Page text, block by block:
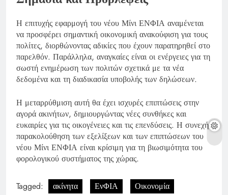
Η επιτυχής εφαρμογή του νέου Μίνι ΕΝΦΙΑ αναμένεται
να προσφέρει σημαντική οικονομική ανακούφιση για τους
πολίτες, διορθώνοντας αδικίες που έχουν παρατηρηθεί στο
παρελθόν. Παράλληλα, αναγκαίες είναι οι ενέργειες για τη
σωστή ενημέρωση των πολιτών σχετικά με τα νέα
δεδομένα και τη διαδικασία υποβολής των δηλώσεων.
Η μεταρρύθμιση αυτή θα έχει ισχυρές επιπτώσεις στην
αγορά ακινήτων, δημιουργώντας νέες συνθήκες και
ευκαιρίες για τις οικογένειες και τις επενδύσεις. Η συνεχής
παρακολούθηση των εξελίξεων και των επιπτώσεων του
νέου Μίνι ΕΝΦΙΑ είναι κρίσιμη για τη βιωσιμότητα του
φορολογικού συστήματος της χώρας.
Tagged: ακίνητα ΕνΦΙΑ
Οικονομία